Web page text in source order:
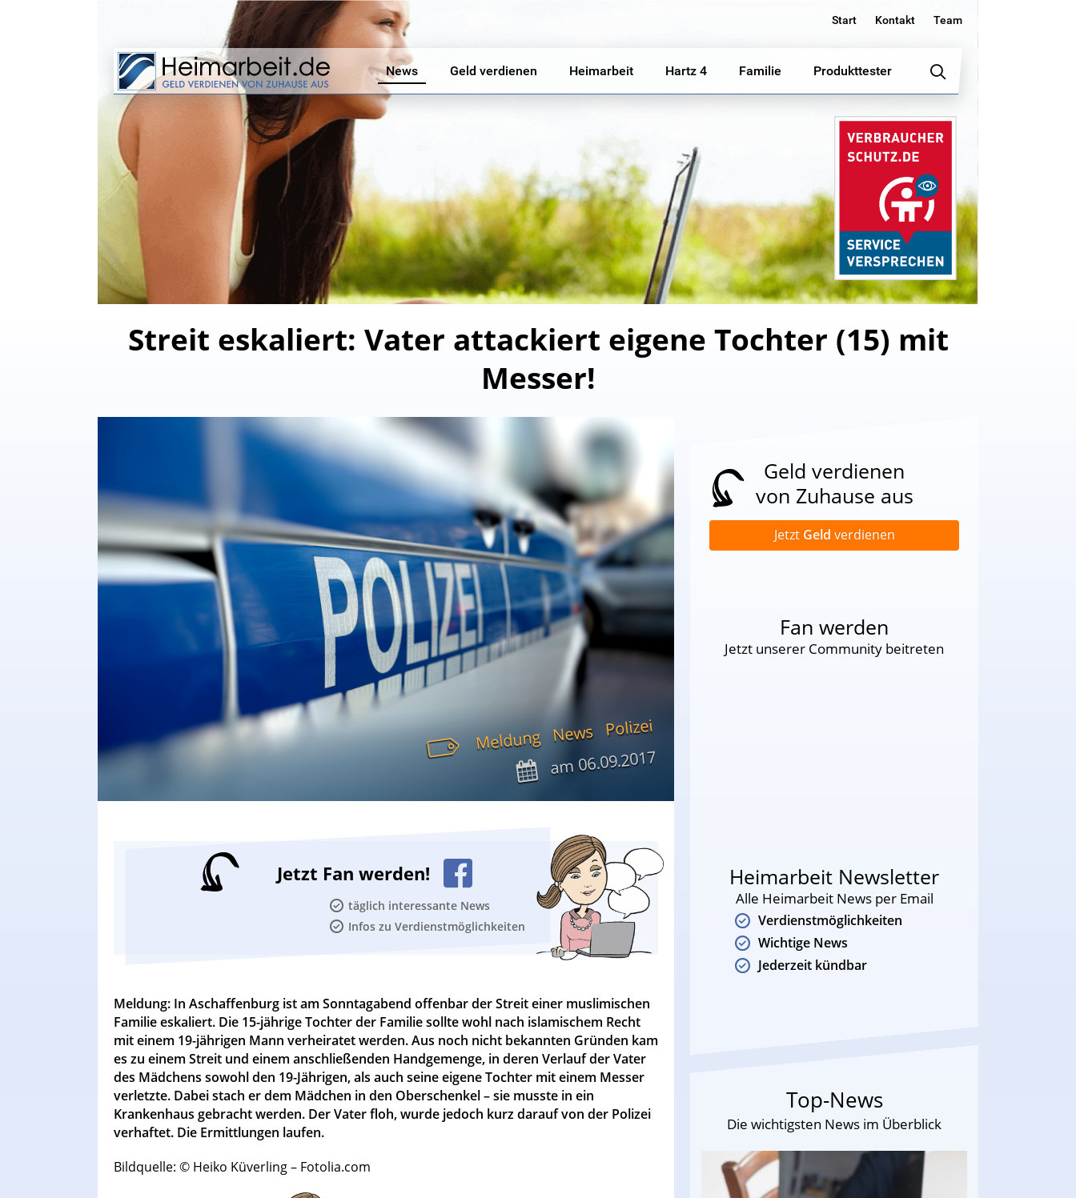
Start Kontakt Team
News Geld verdienen Heimarbeit Hartz 4 Familie Produkttester
Streit eskaliert: Vater attackiert eigene Tochter (15) mit
Messer!
Meldung News Polizei
am06.09.2017
Jetzt Fan werden!
täglich interessante News
Infos zu Verdienstmöglichkeiten
Meldung: In Aschaffenburg ist am Sonntagabend offenbar der Streit einer muslimischen
Familie eskaliert. Die 15-jährige Tochter der Familie sollte wohl nach islamischem Recht
mit einem 19-jährigen Mann verheiratet werden. Aus noch nicht bekannten Gründen kam
es zu einem Streit und einem anschließenden Handgemenge, in deren Verlauf der Vater
des Mädchens sowohl den 19-Jährigen, als auch seine eigene Tochter mit einem Messer
verletzte. Dabei stach er dem Mädchen in den Oberschenkel – sie musste in ein
Krankenhaus gebracht werden. Der Vater floh, wurde jedoch kurz darauf von der Polizei
verhaftet. Die Ermittlungen laufen.
Bildquelle: © Heiko Küverling – Fotolia.com
Geld verdienen
von Zuhause aus
Jetzt Geld verdienen
Fan werden
Jetzt unserer Community beitreten
Heimarbeit Newsletter
Alle Heimarbeit News per Email
Verdienstmöglichkeiten
Wichtige News
Jederzeit kündbar
Top-News
Die wichtigsten News im Überblick